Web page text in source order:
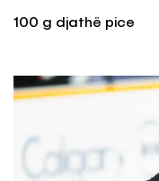
100 g djathë pice